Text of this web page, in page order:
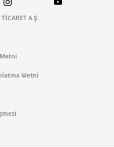
A.Ş.
Metni